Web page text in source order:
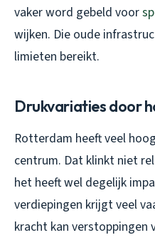
vaker word gebeld voor
wijken. Die oude
limieten bereikt.
Drukvariaties door
Rotterdam heeft veel
centrum. Dat klinkt niet
het heeft wel degelijk
verdiepingen krijgt veel
kracht kan verstoppingen